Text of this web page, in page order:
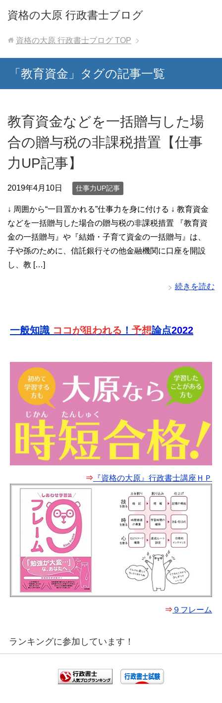
資格の大原 行政書士ブログ
資格の大原 行政書士ブログ TOP
「教育資金」タグの記事一覧
教育資金などを一括贈与した場
合の贈与税の非課税措置【仕事
力UP記事】
2019年4月10日 仕事力UP記事
↓ 周囲から“一目置かれる”仕事力を身に付ける ↓ 教育資金
などを一括贈与した場合の贈与税の非課税措置 『教育資
金の一括贈与』や『結婚・子育て資金の一括贈与』は、
子や孫のために、信託銀行その他金融機関に口座を開設
し、教 […]
続きを読む
一般知識 ココが狙われる ！ 予想論点2022
⇒ 『資格の大原』行政書士講座ＨＰ
⇒ ９フレーム
ランキングに参加しています！